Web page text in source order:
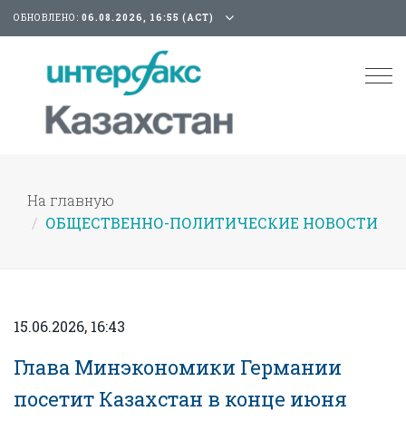
ОБНОВЛЕНО: 06.08.2026, 16:55 (АСТ)
На главную
ОБЩЕСТВЕННО-ПОЛИТИЧЕСКИЕ НОВОСТИ
15.06.2026, 16:43
Глава Минэкономики Германии
посетит Казахстан в конце июня